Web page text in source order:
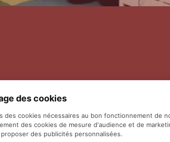
des cookies
des cookies nécessaires au bon fonctionnement de
des cookies de mesure d'audience et de
des publicités personnalisées.